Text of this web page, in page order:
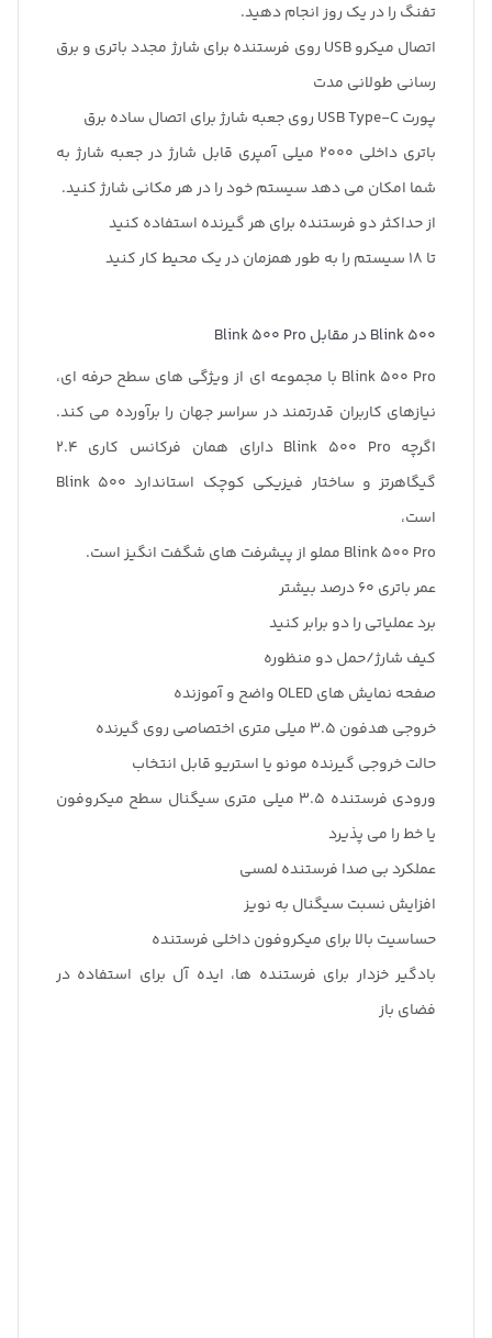
تفنگ را در یک روز انجام دهید.
اتصال میکرو USB روی فرستنده برای شارژ مجدد باتری و برق
رسانی طولانی مدت
پورت USB Type-C روی جعبه شارژ برای اتصال ساده برق
باتری داخلی 2000 میلی آمپری قابل شارژ در جعبه شارژ به
شما امکان می دهد سیستم خود را در هر مکانی شارژ کنید.
از حداکثر دو فرستنده برای هر گیرنده استفاده کنید
تا 18 سیستم را به طور همزمان در یک محیط کار کنید
Blink 500 در مقابل Blink 500 Pro
Blink 500 Pro با مجموعه ای از ویژگی های سطح حرفه ای،
نیازهای کاربران قدرتمند در سراسر جهان را برآورده می کند.
اگرچه Blink 500 Pro دارای همان فرکانس کاری 2.4
گیگاهرتز و ساختار فیزیکی کوچک استاندارد Blink 500
است،
Blink 500 Pro مملو از پیشرفت های شگفت انگیز است.
عمر باتری 60 درصد بیشتر
برد عملیاتی را دو برابر کنید
کیف شارژ/حمل دو منظوره
صفحه نمایش های OLED واضح و آموزنده
خروجی هدفون 3.5 میلی متری اختصاصی روی گیرنده
حالت خروجی گیرنده مونو یا استریو قابل انتخاب
ورودی فرستنده 3.5 میلی متری سیگنال سطح میکروفون
یا خط را می پذیرد
عملکرد بی صدا فرستنده لمسی
افزایش نسبت سیگنال به نویز
حساسیت بالا برای میکروفون داخلی فرستنده
بادگیر خزدار برای فرستنده ها، ایده آل برای استفاده در
فضای باز